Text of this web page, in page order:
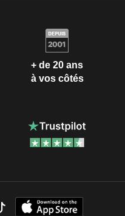
+ de 20 ans
à vos côtés